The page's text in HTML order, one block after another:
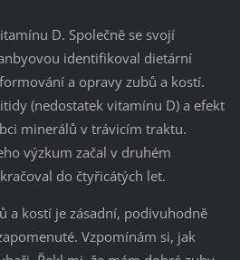
D. Společně se svojí
identifikoval dietární
a opravy zubů a kostí.
(nedostatek vitamínu D) a efekt
minerálů v trávicím traktu.
výzkum začal v druhém
do čtyřicátých let.
a kostí je zásadní, podivuhodně
Vzpomínám si, jak